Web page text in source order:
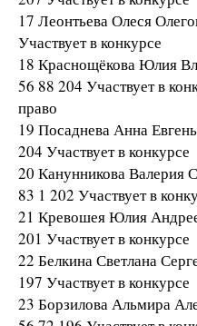
17 Леонтьева Олеся
Участвует в конкурсе
18 Краснощёкова Юлия
56 88 204 Участвует в
право
19 Посаднева Анна
204 Участвует в конкурсе
20 Канунникова Валерия
83 1 202 Участвует в
21 Кревошея Юлия
201 Участвует в конкурсе
22 Белкина Светлана
197 Участвует в конкурсе
23 Борзилова Альмира